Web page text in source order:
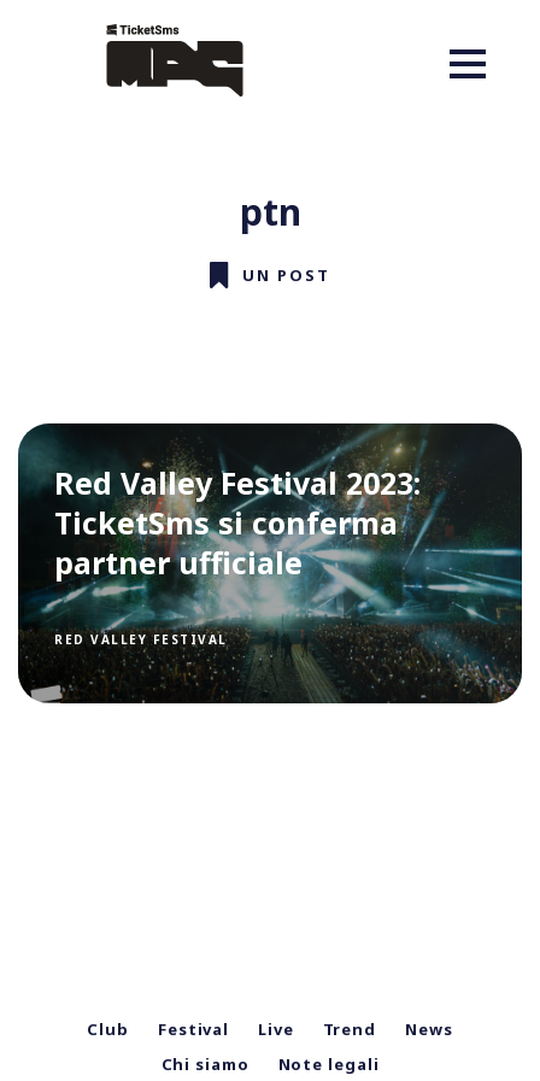
ptn
UN POST
Red Valley Festival 2023:
TicketSms si conferma
partner ufficiale
RED VALLEY FESTIVAL
Club Festival Live Trend
News
Chi siamo
Note legali